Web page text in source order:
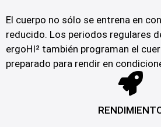
El cuerpo no sólo se entrena en
reducido. Los periodos regulares
ergoHI² también programan el
preparado para rendir en